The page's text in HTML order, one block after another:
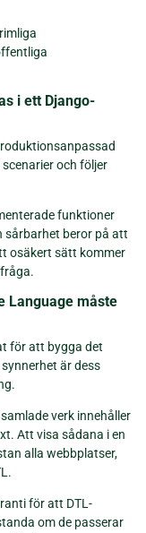
i ett Django-
och följer
funktioner
sårbarhet beror på att
osäkert sätt kommer
Language måste
för att bygga det
är dess
verk innehåller
Att visa sådana i en
alla webbplatser,
för att DTL-
om de passerar